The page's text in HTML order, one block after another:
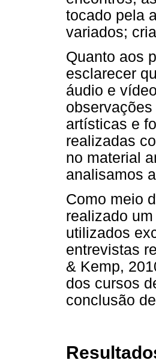
tocado pela
variados;
Quanto aos
esclarecer
áudio e
artísticas e
realizadas
no material
analisamos
Como meio
realizado
utilizados
entrevistas
& Kemp,
dos cursos
conclusão